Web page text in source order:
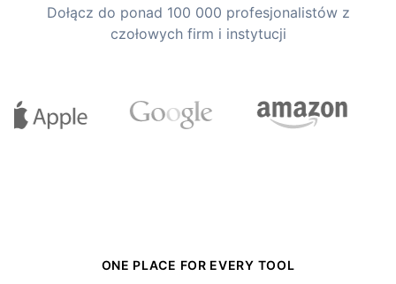
Dołącz do ponad 100 000 profesjonalistów z
czołowych firm i instytucji
ONE PLACE FOR EVERY TOOL